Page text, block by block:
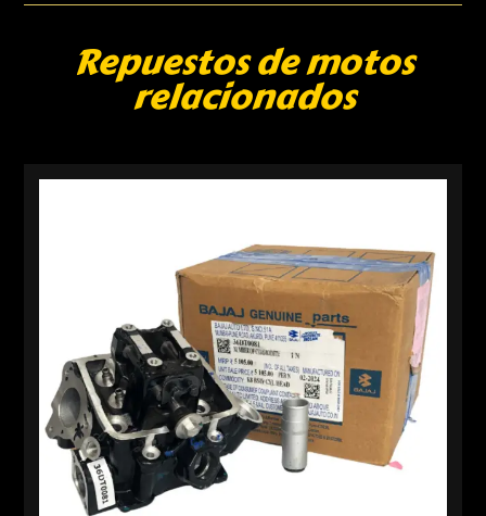
Repuestos de motos
relacionados